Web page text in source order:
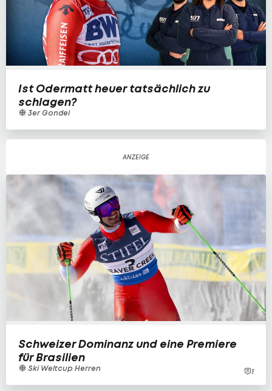
Ist Odermatt heuer tatsächlich zu
schlagen?
3er Gondel
Schweizer Dominanz und eine Premiere
für Brasilien
Ski Weltcup Herren 1